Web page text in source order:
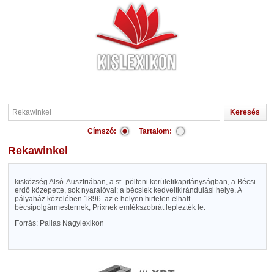
Címszó: Tartalom:
Rekawinkel
kisközség Alsó-Ausztriában, a st.-pölteni kerületikapitányságban, a Bécsi-
erdő közepette, sok nyaralóval; a bécsiek kedveltkirándulási helye. A
pályaház közelében 1896. az e helyen hirtelen elhalt
bécsipolgármesternek, Prixnek emlékszobrát leplezték le.
Forrás: Pallas Nagylexikon